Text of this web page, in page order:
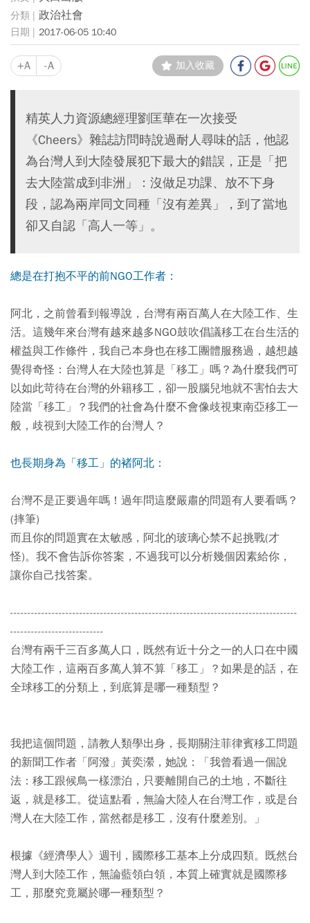
政治社會
2017-06-05 10:40
+A -A 加入收藏
精英人力資源總經理劉匡華在一次接受
《Cheers》雜誌訪問時說過耐人尋味的話，他認
為台灣人到大陸發展犯下最大的錯誤，正是「把
去大陸當成到非洲」：沒做足功課、放不下身
段，認為兩岸同文同種「沒有差異」，到了當地
卻又自認「高人一等」。
總是在打抱不平的前NGO工作者：
阿北，之前曾看到報導說，台灣有兩百萬人在大陸工作、生
活。這幾年來台灣有越來越多NGO鼓吹倡議移工在台生活的
權益與工作條件，我自己本身也在移工團體服務過，越想越
覺得奇怪：台灣人在大陸也算是「移工」嗎？為什麼我們可
以如此苛待在台灣的外籍移工，卻一股腦兒地就不害怕去大
陸當「移工」？我們的社會為什麼不會像歧視東南亞移工一
般，歧視到大陸工作的台灣人？
也長期身為「移工」的褚阿北：
台灣不是正要過年嗎！過年問這麼嚴肅的問題有人要看嗎？
(摔筆)
而且你的問題實在太敏感，阿北的玻璃心禁不起挑戰(才
怪)。我不會告訴你答案，不過我可以分析幾個因素給你，
讓你自己找答案。
-----------------------------------------------------------------------------------
---------------------------
台灣有兩千三百多萬人口，既然有近十分之一的人口在中國
大陸工作，這兩百多萬人算不算「移工」？如果是的話，在
全球移工的分類上，到底算是哪一種類型？
我把這個問題，請教人類學出身，長期關注菲律賓移工問題
的新聞工作者「阿潑」黃奕瀠，她說：「我曾看過一個說
法：移工跟候鳥一樣漂泊，只要離開自己的土地，不斷往
返，就是移工。從這點看，無論大陸人在台灣工作，或是台
灣人在大陸工作，當然都是移工，沒有什麼差別。」
根據《經濟學人》週刊，國際移工基本上分成四類。既然台
灣人到大陸工作，無論藍領白領，本質上確實就是國際移
工，那麼究竟屬於哪一種類型？